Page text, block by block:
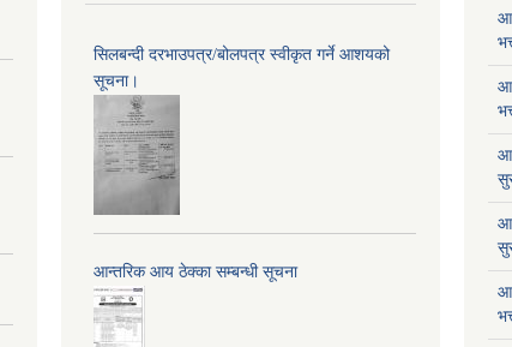
सिलबन्दी दरभाउपत्र/बोलपत्र स्वीकृत गर्ने आशयको
सूचना।
आन्तरिक आय ठेक्का सम्बन्धी सूचना